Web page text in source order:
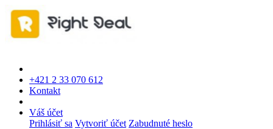
+421 2 33 070 612
Kontakt
Váš účet
Prihlásiť sa Vytvoriť účet Zabudnuté heslo